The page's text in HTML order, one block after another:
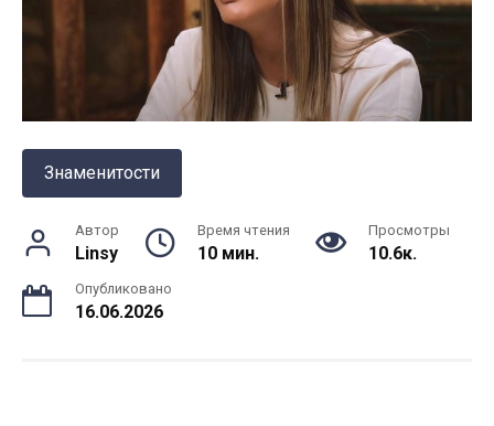
Знаменитости
Автор
Linsy
Время чтения
10 мин.
Просмотры
10.6к.
Опубликовано
16.06.2026